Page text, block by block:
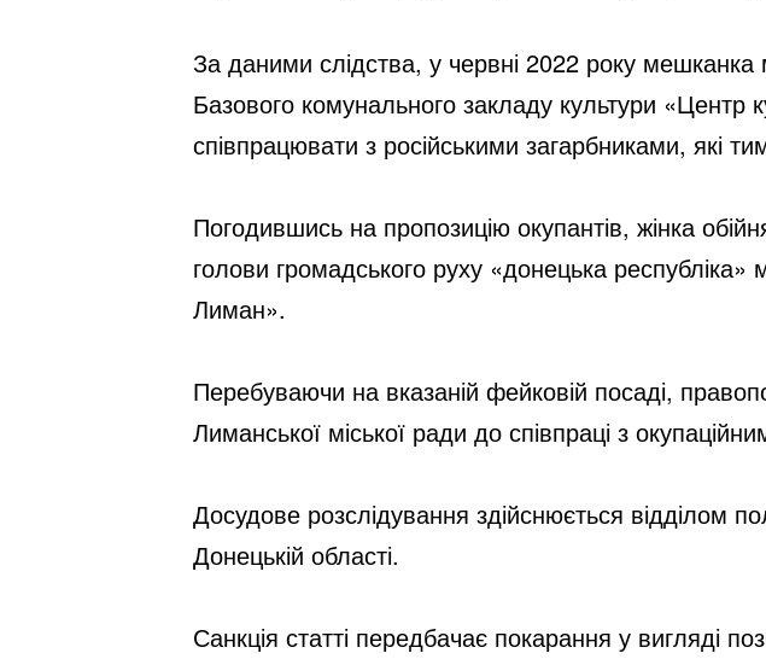
За даними слідства, у червні 2022 року
Базового комунального закладу культури «Центр
співпрацювати з російськими загарбниками, які
Погодившись на пропозицію окупантів, жінка
голови громадського руху «донецька
Лиман».
Перебуваючи на вказаній фейковій посаді,
Лиманської міської ради до співпраці з
Досудове розслідування здійснюється відділом
Донецькій області.
Санкція статті передбачає покарання у вигляді